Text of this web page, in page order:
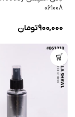
061008
900,000تومان